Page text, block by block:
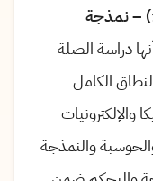
أسس الروبوتات (1) – نمذجة
دراسة الصلة
الكامل
والإلكترونيات
والنمذجة